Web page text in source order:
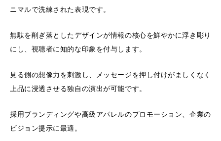
ニマルで洗練された表現です。
無駄を削ぎ落としたデザインが情報の核心を鮮やかに浮き彫り
にし、視聴者に知的な印象を付与します。
見る側の想像力を刺激し、メッセージを押し付けがましくなく
上品に浸透させる独自の演出が可能です。
採用ブランディングや高級アパレルのプロモーション、企業の
ビジョン提示に最適。